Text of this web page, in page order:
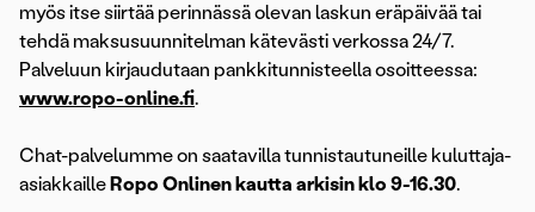
myös itse siirtää perinnässä olevan laskun eräpäivää tai
tehdä maksusuunnitelman kätevästi verkossa 24/7.
Palveluun kirjaudutaan pankkitunnisteella osoitteessa:
www.ropo-online.fi.
Chat-palvelumme on saatavilla tunnistautuneille kuluttaja-
asiakkaille Ropo Onlinen kautta arkisin klo 9-16.30.